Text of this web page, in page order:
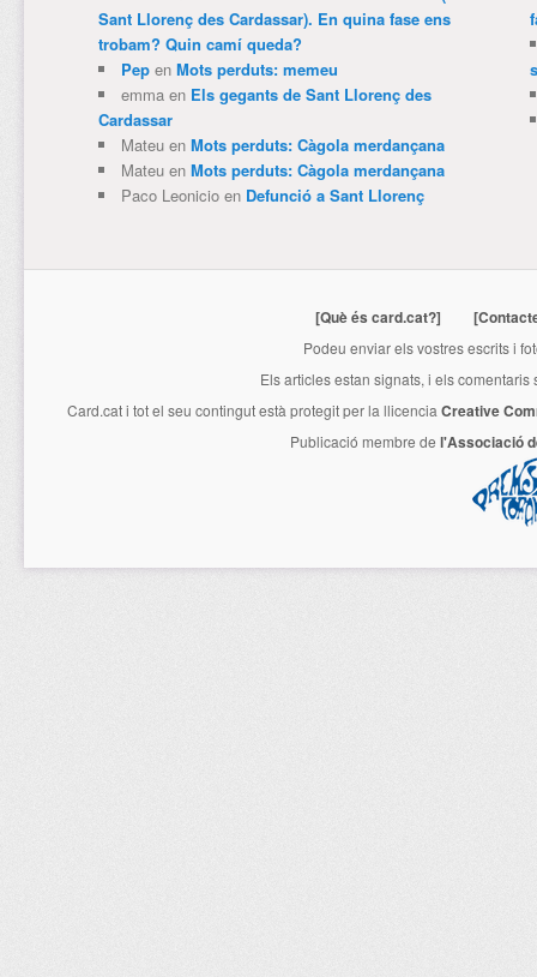
Sant Llorenç des Cardassar). En quina fase ens
trobam? Quin camí queda?
Pepen Mots perduts: memeu
emmaen Els gegants de Sant Llorenç des
Cardassar
Mateuen Mots perduts: Càgola merdançana
Mateuen Mots perduts: Càgola merdançana
Paco Leonicioen Defunció a Sant Llorenç
[Què és card.cat?]
Podeu enviar els vostres escrits i
Els articles estan signats, i els
Card.cati tot el seu contingut està protegit per la llicencia Creative
Publicació membre de l'Associació